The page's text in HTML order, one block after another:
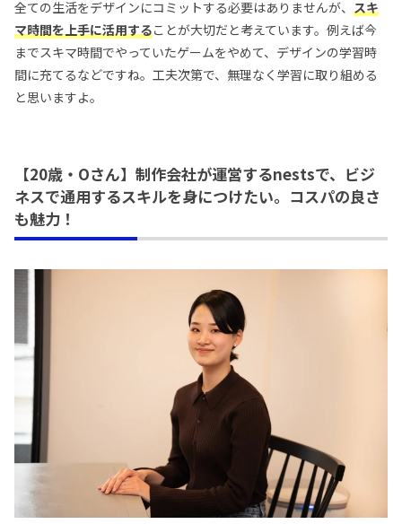
全ての生活をデザインにコミットする必要はありませんが、 スキ
マ時間を上手に活用することが大切だと考えています。例えば今
までスキマ時間でやっていたゲームをやめて、デザインの学習時
間に充てるなどですね。工夫次第で、無理なく学習に取り組める
と思いますよ。
【20歳・Oさん】制作会社が運営するnestsで、ビジ
ネスで通用するスキルを身につけたい。コスパの良さ
も魅力！